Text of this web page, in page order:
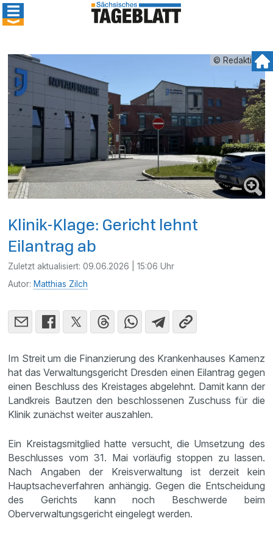
© Redaktion
Klinik-Klage: Gericht lehnt
Eilantrag ab
Zuletzt aktualisiert:09.06.2026 | 15:06 Uhr
Autor: Matthias Zilch
Im Streit um die Finanzierung des Krankenhauses Kamenz
hat das Verwaltungsgericht Dresden einen Eilantrag gegen
einen Beschluss des Kreistages abgelehnt. Damit kann der
Landkreis Bautzen den beschlossenen Zuschuss für die
Klinik zunächst weiter auszahlen.
Ein Kreistagsmitglied hatte versucht, die Umsetzung des
Beschlusses vom 31. Mai vorläufig stoppen zu lassen.
Nach Angaben der Kreisverwaltung ist derzeit kein
Hauptsacheverfahren anhängig. Gegen die Entscheidung
des Gerichts kann noch Beschwerde beim
Oberverwaltungsgericht eingelegt werden.